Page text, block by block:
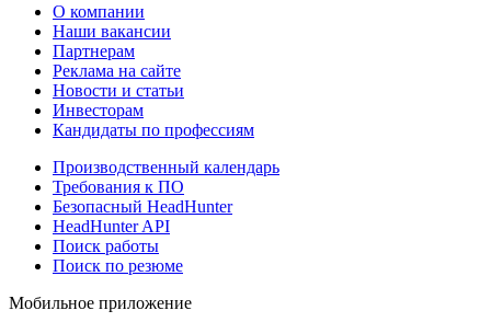
О компании
Наши вакансии
Партнерам
Реклама на сайте
Новости и статьи
Инвесторам
Кандидаты по профессиям
Производственный календарь
Требования к ПО
Безопасный HeadHunter
HeadHunter API
Поиск работы
Поиск по резюме
Мобильное приложение